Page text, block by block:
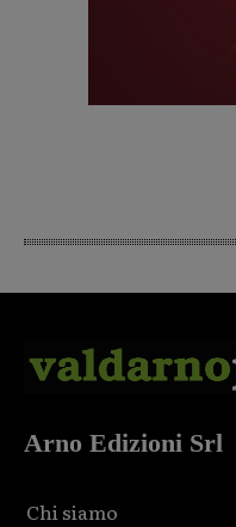
Arno Edizioni Srl
Chi siamo